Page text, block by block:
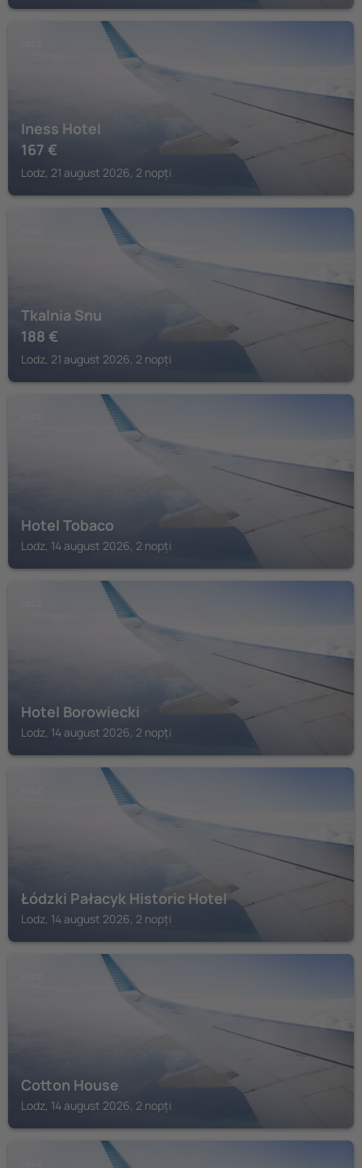
Iness Hotel
167 €
Lodz, 21 august 2026, 2 nopți
Tkalnia Snu
188 €
Lodz, 21 august 2026, 2 nopți
Hotel Tobaco
Lodz, 14 august 2026, 2 nopți
Hotel Borowiecki
Lodz, 14 august 2026, 2 nopți
Łódzki Pałacyk Historic Hotel
Lodz, 14 august 2026, 2 nopți
Cotton House
Lodz, 14 august 2026, 2 nopți